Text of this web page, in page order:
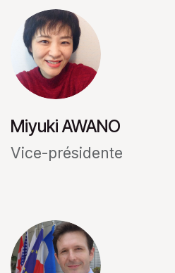
Miyuki AWANO
Vice-présidente